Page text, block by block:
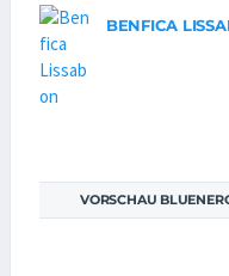
BENFICA
VORSCHAU